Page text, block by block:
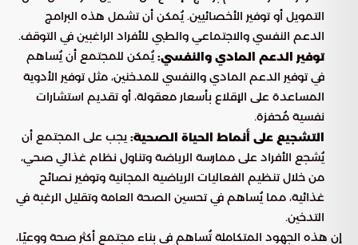
التمويل أو توفير الأخصائيين. يُمكن أن تشمل هذه البرامج
الدعم النفسي والاجتماعي والطبي للأفراد الراغبين في التوقف.
توفير الدعم المادي والنفسي: يُمكن للمجتمع أن يُساهم
في توفير الدعم المادي والنفسي للمدخنين، مثل توفير الأدوية
المساعدة على الإقلاع بأسعار معقولة، أو تقديم استشارات
نفسية مُحفزة.
التشجيع على أنماط الحياة الصحية: يجب على المجتمع أن
يُشجع الأفراد على ممارسة الرياضة وتناول نظام غذائي صحي،
من خلال تنظيم الفعاليات الرياضية المجانية وتوفير نصائح
غذائية، مما يُساهم في تحسين الصحة العامة وتقليل الرغبة في
التدخين.
إن هذه الجهود المتكاملة تُساهم في بناء مجتمع أكثر صحة ووعيًا،